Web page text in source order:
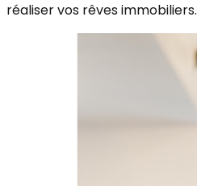
réaliser vos rêves immobiliers.